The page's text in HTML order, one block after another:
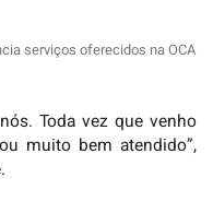
serviços oferecidos na OCA
Toda vez que venho
muito bem atendido”,